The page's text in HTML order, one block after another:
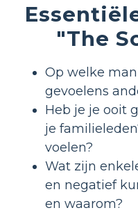
"The
Op welke
gevoelens
Heb je je ooit
je
voelen?
Wat zijn
en negatief
en waarom?